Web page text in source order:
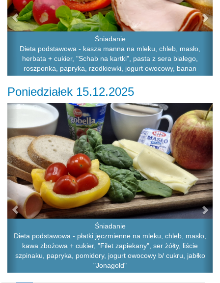
Śniadanie
Dieta podstawowa - kasza manna na mleku, chleb, masło,
herbata + cukier, "Schab na kartki", pasta z sera białego,
roszponka, papryka, rzodkiewki, jogurt owocowy, banan
Poniedziałek 15.12.2025
Śniadanie
Dieta podstawowa - płatki jęczmienne na mleku, chleb, masło,
kawa zbożowa + cukier, "Filet zapiekany", ser żółty, liście
szpinaku, papryka, pomidory, jogurt owocowy b/ cukru, jabłko
"Jonagold"
Previous